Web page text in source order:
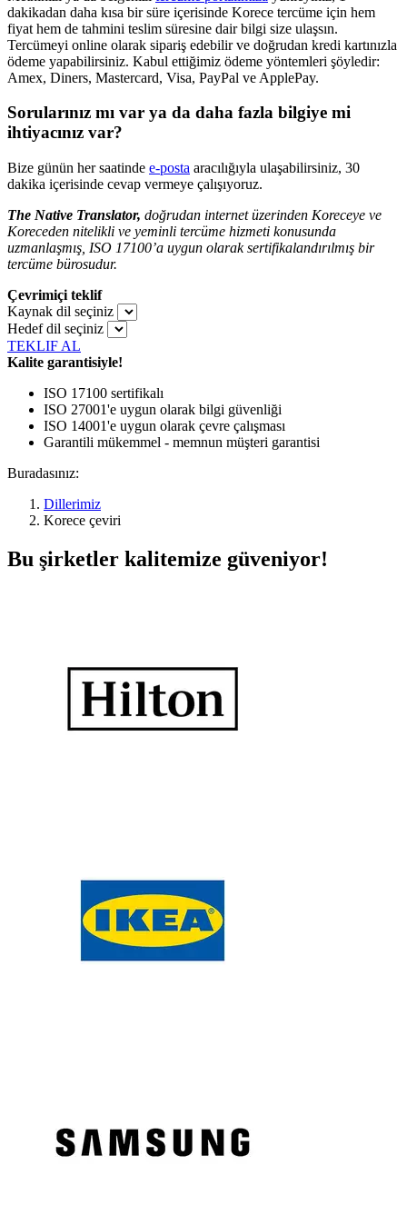
dakikadan daha kısa bir süre içerisinde Korece tercüme için hem
fiyat hem de tahmini teslim süresine dair bilgi size ulaşsın.
Tercümeyi online olarak sipariş edebilir ve doğrudan kredi kartınızla
ödeme yapabilirsiniz. Kabul ettiğimiz ödeme yöntemleri şöyledir:
Amex, Diners, Mastercard, Visa, PayPal ve ApplePay.
Sorularınız mı var ya da daha fazla bilgiye mi
ihtiyacınız var?
Bize günün her saatinde e-posta aracılığıyla ulaşabilirsiniz, 30
dakika içerisinde cevap vermeye çalışıyoruz.
The Native Translator, doğrudan internet üzerinden Koreceye ve
Koreceden nitelikli ve yeminli tercüme hizmeti konusunda
uzmanlaşmış, ISO 17100’a uygun olarak sertifikalandırılmış bir
tercüme bürosudur.
Çevrimiçi teklif
Kaynak dil seçiniz
Hedef dil seçiniz
TEKLIF AL
Kalite garantisiyle!
ISO 17100 sertifikalı
ISO 27001'e uygun olarak bilgi güvenliği
ISO 14001'e uygun olarak çevre çalışması
Garantili mükemmel - memnun müşteri garantisi
Buradasınız:
Dillerimiz
Korece çeviri
Bu şirketler kalitemize güveniyor!